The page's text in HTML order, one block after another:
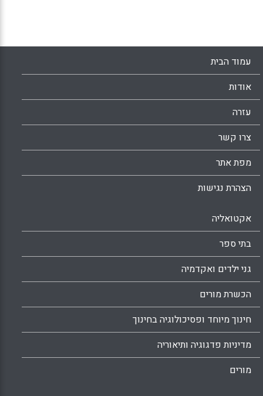
החוקרים בכל הקשור לשיטות מחקר ( שלומית
פרי).
עמוד הבית
אודות
עזרה
צרו קשר
מפת אתר
הצהרת נגישות
אקטואליה
בתי ספר
גני ילדים ואקדמיה
הכשרת מורים
חינוך מיוחד ופסיכולוגיה בחינוך
מדיניות פדגוגיה ותיאוריה
מורים